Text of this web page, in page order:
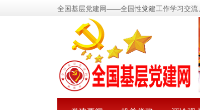
全国基层党建网——全国性党建工作学习交流